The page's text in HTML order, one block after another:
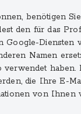
benötigen
den für das
Google-Diensten
Namen
haben.
die Ihre E-
von Ihnen